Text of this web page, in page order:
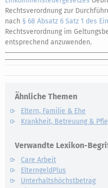
Rechtsverordnung zur
nach § 68 Absatz 6 Satz 1 des
Rechtsverordnung im
entsprechend anzuwenden.
Ähnliche Themen
Eltern, Familie & Ehe
Krankheit, Betreuung &
Verwandte Lexikon-
Care Arbeit
ElterngeldPlus
Unterhaltshöchstbetrag